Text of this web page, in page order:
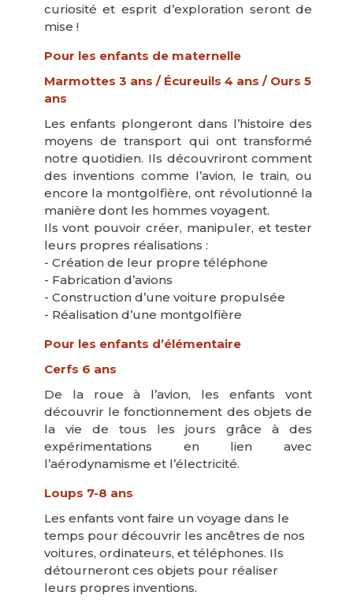
curiosité et esprit d’exploration seront de
mise !
Pour les enfants de maternelle
Marmottes 3 ans / Écureuils 4 ans / Ours 5
ans
Les enfants plongeront dans l’histoire des
moyens de transport qui ont transformé
notre quotidien. Ils découvriront comment
des inventions comme l’avion, le train, ou
encore la montgolfière, ont révolutionné la
manière dont les hommes voyagent.
Ils vont pouvoir créer, manipuler, et tester
leurs propres réalisations :
- Création de leur propre téléphone
- Fabrication d’avions
- Construction d’une voiture propulsée
- Réalisation d’une montgolfière
Pour les enfants d’élémentaire
Cerfs 6 ans
De la roue à l’avion, les enfants vont
découvrir le fonctionnement des objets de
la vie de tous les jours grâce à des
expérimentations en lien avec
l’aérodynamisme et l’électricité.
Loups 7-8 ans
Les enfants vont faire un voyage dans le
temps pour découvrir les ancêtres de nos
voitures, ordinateurs, et téléphones. Ils
détourneront ces objets pour réaliser
leurs propres inventions.